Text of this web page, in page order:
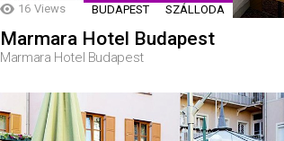
16 Views BUDAPEST SZÁLLODA
Marmara Hotel Budapest
Marmara Hotel Budapest